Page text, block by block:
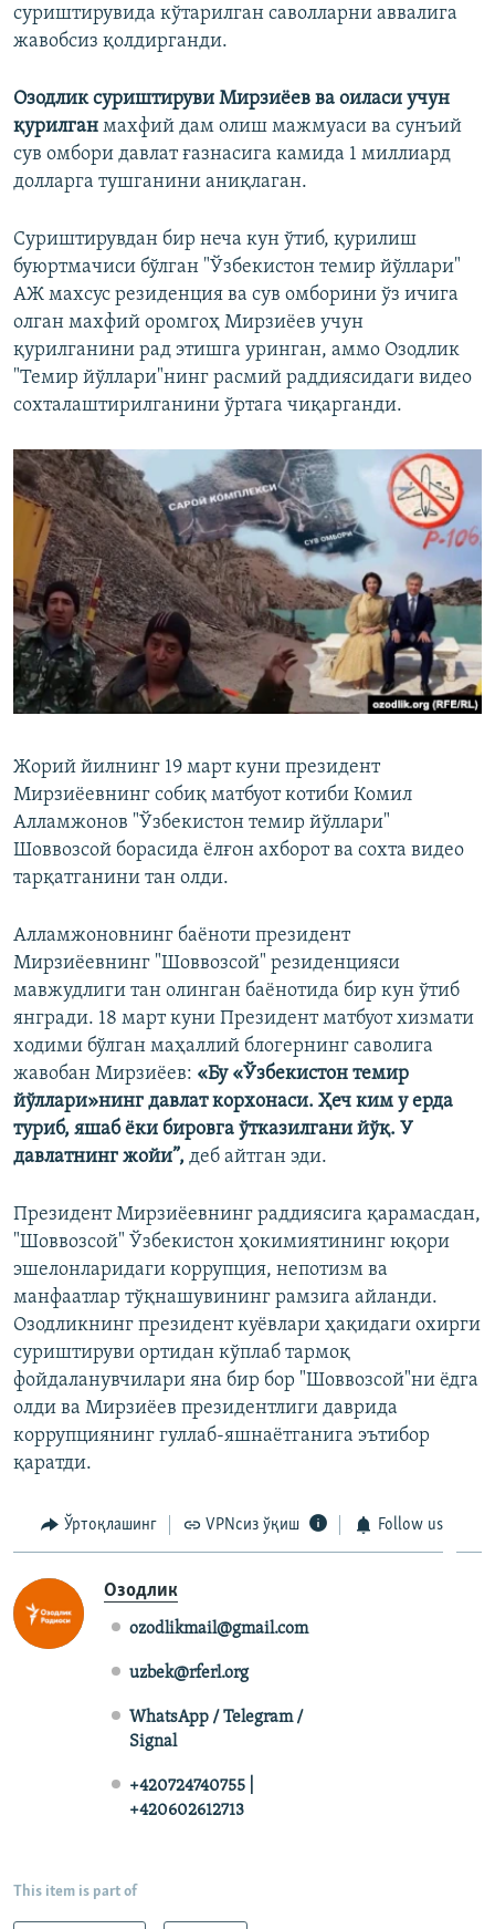
суриштирувида кўтарилган саволларни аввалига
жавобсиз қолдирганди.
Озодлик суриштируви Мирзиёев ва оиласи учун
қурилган махфий дам олиш мажмуаси ва сунъий
сув омбори давлат ғазнасига камида 1 миллиард
долларга тушганини аниқлаган.
Суриштирувдан бир неча кун ўтиб, қурилиш
буюртмачиси бўлган "Ўзбекистон темир йўллари"
АЖ махсус резиденция ва сув омборини ўз ичига
олган махфий оромгоҳ Мирзиёев учун
қурилганини рад этишга уринган, аммо Озодлик
"Темир йўллари"нинг расмий раддиясидаги видео
сохталаштирилганини ўртага чиқарганди.
Жорий йилнинг 19 март куни президент
Мирзиёевнинг собиқ матбуот котиби Комил
Алламжонов "Ўзбекистон темир йўллари"
Шоввозсой борасида ёлғон ахборот ва сохта видео
тарқатганини тан олди.
Алламжоновнинг баёноти президент
Мирзиёевнинг "Шоввозсой" резиденцияси
мавжудлиги тан олинган баёнотида бир кун ўтиб
янгради. 18 март куни Президент матбуот хизмати
ходими бўлган маҳаллий блогернинг саволига
жавобан Мирзиёев: «Бу «Ўзбекистон темир
йўллари»нинг давлат корхонаси. Ҳеч ким у ерда
туриб, яшаб ёки бировга ўтказилгани йўқ. У
давлатнинг жойи”, деб айтган эди.
Президент Мирзиёевнинг раддиясига қарамасдан,
"Шоввозсой" Ўзбекистон ҳокимиятининг юқори
эшелонларидаги коррупция, непотизм ва
манфаатлар тўқнашувининг рамзига айланди.
Озодликнинг президент куёвлари ҳақидаги охирги
суриштируви ортидан кўплаб тармоқ
фойдаланувчилари яна бир бор "Шоввозсой"ни ёдга
олди ва Мирзиёев президентлиги даврида
коррупциянинг гуллаб-яшнаётганига эътибор
қаратди.
Ўртоқлашинг VPNсиз ўқиш Follow us
Озодлик
ozodlikmail@gmail.com
uzbek@rferl.org
WhatsApp / Telegram /
Signal
+420724740755 |
+420602612713
This item is part of